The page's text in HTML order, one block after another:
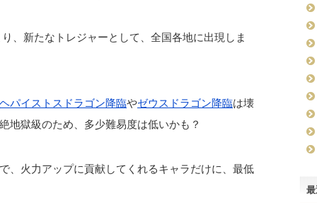
、新たなトレジャーとして、全国各地に出現しま
ヘパイストスドラゴン降臨やゼウスドラゴン降臨は壊
地獄級のため、多少難易度は低いかも？
、火力アップに貢献してくれるキャラだけに、最低